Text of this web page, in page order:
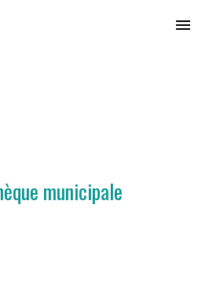
municipale